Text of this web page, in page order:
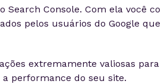
Console. Com ela você
pelos usuários do Google
extremamente valiosas
performance do seu site.